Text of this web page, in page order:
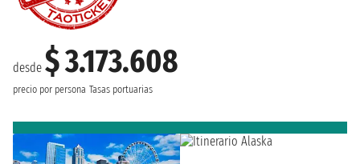
desde $ 3.173.608
precio por persona Tasas portuarias